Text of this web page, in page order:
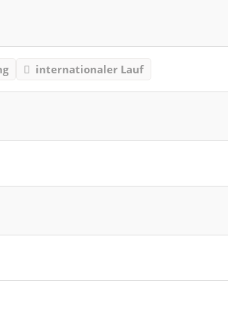
internationaler Lauf